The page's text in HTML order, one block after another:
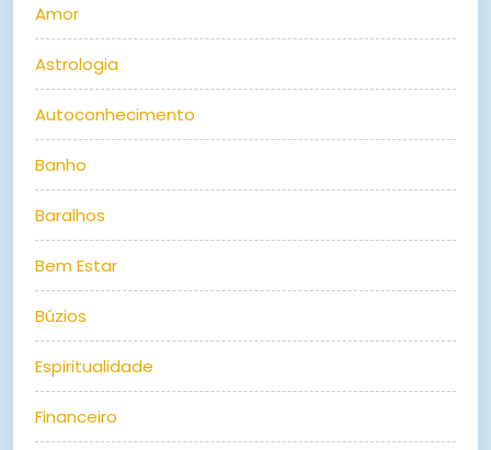
Amor
Astrologia
Autoconhecimento
Banho
Baralhos
Bem Estar
Búzios
Espiritualidade
Financeiro